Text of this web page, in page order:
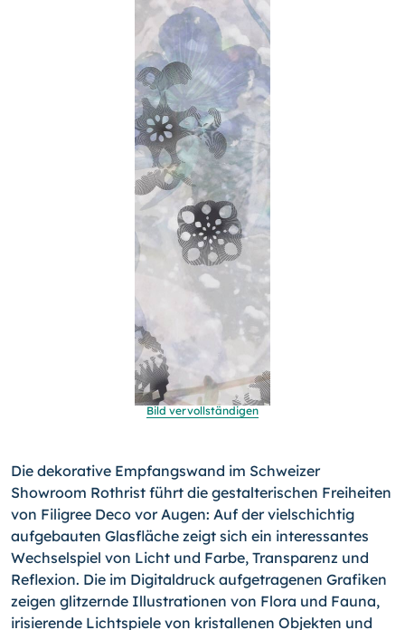
Bild vervollständigen
Die dekorative Empfangswand im Schweizer
Showroom Rothrist führt die gestalterischen Freiheiten
von Filigree Deco vor Au­gen: Auf der vielschichtig
aufgebauten Glasfläche zeigt sich ein interessantes
Wechselspiel von Licht und Farbe, Transpa­renz und
Reflexion. Die im Digitaldruck aufgetragenen Grafiken
zeigen glitzernde Illustrationen von Flora und Fauna,
irisieren­de Lichtspiele von kristallenen Objekten und